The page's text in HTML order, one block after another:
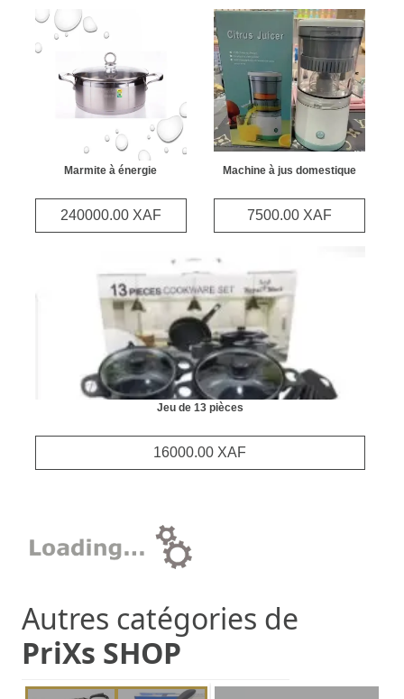
Marmite à énergie
240000.00 XAF
Machine à jus domestique
7500.00 XAF
Jeu de 13 pièces
16000.00 XAF
Autres catégories de
PriXs SHOP